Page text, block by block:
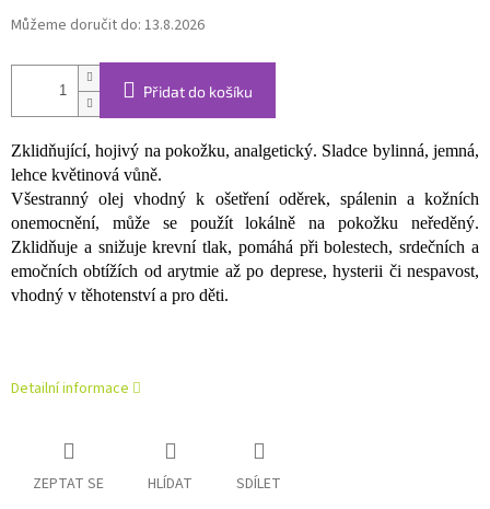
Můžeme doručit do: 13.8.2026
Přidat do košíku
Zklidňující, hojivý na pokožku, analgetický. Sladce bylinná, jemná,
lehce květinová vůně.
Všestranný olej vhodný k ošetření oděrek, spálenin a kožních
onemocnění, může se použít lokálně na pokožku neředěný.
Zklidňuje a snižuje krevní tlak, pomáhá při bolestech, srdečních a
emočních obtížích od arytmie až po deprese, hysterii či nespavost,
vhodný v těhotenství a pro děti.
Detailní informace
ZEPTAT SE HLÍDAT SDÍLET